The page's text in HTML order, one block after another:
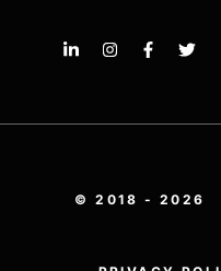
© 2018 - 2026